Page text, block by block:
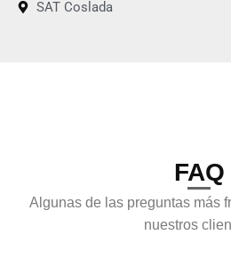
SAT Coslada
FAQ
Algunas de las preguntas más
nuestros